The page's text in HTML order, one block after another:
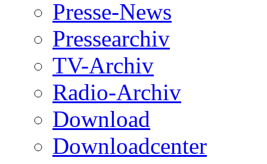
Presse-News
Pressearchiv
TV-Archiv
Radio-Archiv
Download
Downloadcenter